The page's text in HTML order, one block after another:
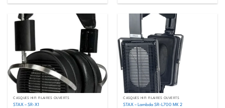
CASQUES HIFI FILAIRES OUVERTS
STAX – SR-X1
CASQUES HIFI FILAIRES OUVERTS
STAX – Lambda SR-L700 MK 2